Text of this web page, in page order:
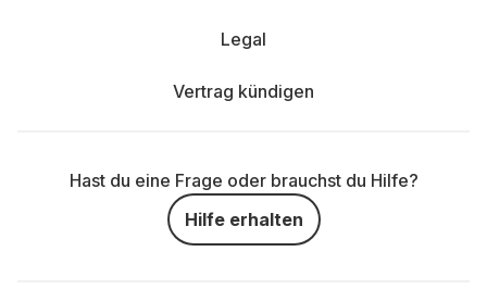
Legal
Vertrag kündigen
Hast du eine Frage oder brauchst du Hilfe?
Hilfe erhalten